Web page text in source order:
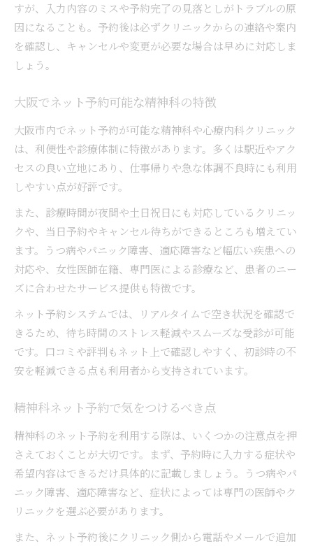
すが、入力内容のミスや予約完了の見落としがトラブルの原
因になることも。予約後は必ずクリニックからの連絡や案内
を確認し、キャンセルや変更が必要な場合は早めに対応しま
しょう。
大阪でネット予約可能な精神科の特徴
大阪市内でネット予約が可能な精神科や心療内科クリニック
は、利便性や診療体制に特徴があります。多くは駅近やアク
セスの良い立地にあり、仕事帰りや急な体調不良時にも利用
しやすい点が好評です。
また、診療時間が夜間や土日祝日にも対応しているクリニッ
クや、当日予約やキャンセル待ちができるところも増えてい
ます。うつ病やパニック障害、適応障害など幅広い疾患への
対応や、女性医師在籍、専門医による診療など、患者のニー
ズに合わせたサービス提供も特徴です。
ネット予約システムでは、リアルタイムで空き状況を確認で
きるため、待ち時間のストレス軽減やスムーズな受診が可能
です。口コミや評判もネット上で確認しやすく、初診時の不
安を軽減できる点も利用者から支持されています。
精神科ネット予約で気をつけるべき点
精神科のネット予約を利用する際は、いくつかの注意点を押
さえておくことが大切です。まず、予約時に入力する症状や
希望内容はできるだけ具体的に記載しましょう。うつ病やパ
ニック障害、適応障害など、症状によっては専門の医師やク
リニックを選ぶ必要があります。
また、ネット予約後にクリニック側から電話やメールで追加